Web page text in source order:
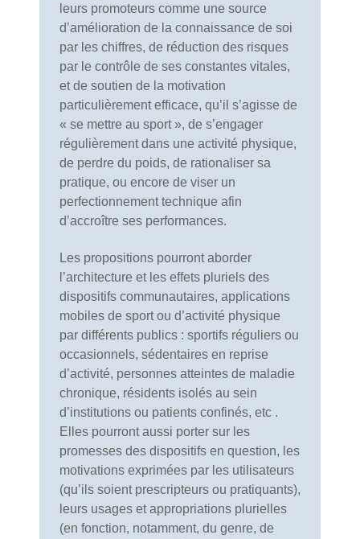
leurs promoteurs comme une source
d’amélioration de la connaissance de soi
par les chiffres, de réduction des risques
par le contrôle de ses constantes vitales,
et de soutien de la motivation
particulièrement efficace, qu’il s’agisse de
« se mettre au sport », de s’engager
régulièrement dans une activité physique,
de perdre du poids, de rationaliser sa
pratique, ou encore de viser un
perfectionnement technique afin
d’accroître ses performances.
Les propositions pourront aborder
l’architecture et les effets pluriels des
dispositifs communautaires, applications
mobiles de sport ou d’activité physique
par différents publics : sportifs réguliers ou
occasionnels, sédentaires en reprise
d’activité, personnes atteintes de maladie
chronique, résidents isolés au sein
d’institutions ou patients confinés, etc .
Elles pourront aussi porter sur les
promesses des dispositifs en question, les
motivations exprimées par les utilisateurs
(qu’ils soient prescripteurs ou pratiquants),
leurs usages et appropriations plurielles
(en fonction, notamment, du genre, de